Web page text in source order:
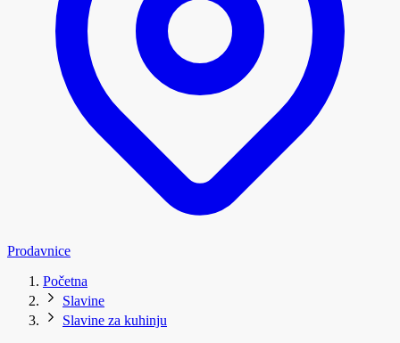
Prodavnice
Početna
Slavine
Slavine za kuhinju